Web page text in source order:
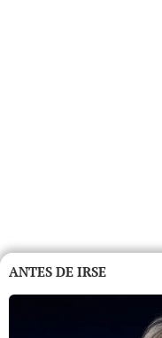
ANTES DE IRSE